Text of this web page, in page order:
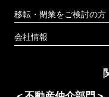
移転・閉業をご検討の方
会社情報